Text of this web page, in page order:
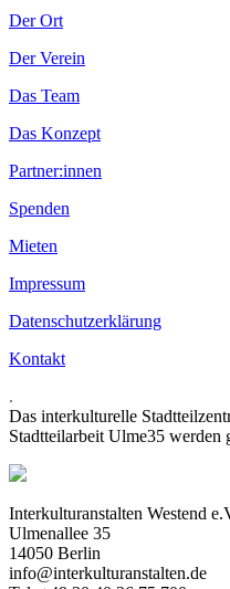
Der Ort
Der Verein
Das Team
Das Konzept
Partner:innen
Spenden
Mieten
Impressum
Datenschutzerklärung
Kontakt
.
Das interkulturelle
Stadtteilarbeit Ulme35 werden
Interkulturanstalten Westend
Ulmenallee 35
14050 Berlin
info@interkulturanstalten.de